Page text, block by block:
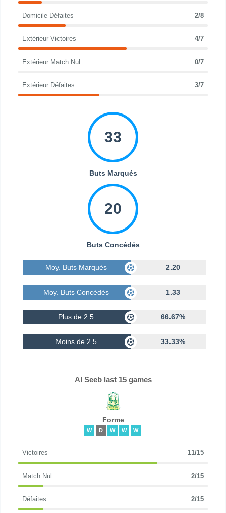
Domicile Défaites 2/8
Extérieur Victoires 4/7
Extérieur Match Nul 0/7
Extérieur Défaites 3/7
33
Buts Marqués
20
Buts Concédés
Moy. Buts Marqués 2.20
Moy. Buts Concédés 1.33
Plus de 2.5 66.67%
Moins de 2.5 33.33%
Al Seeb last 15 games
Forme
W D W W W
Victoires 11/15
Match Nul 2/15
Défaites 2/15